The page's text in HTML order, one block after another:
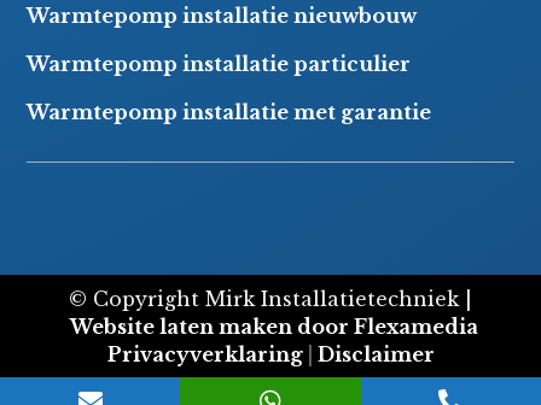
Warmtepomp installatie nieuwbouw
Warmtepomp installatie particulier
Warmtepomp installatie met garantie
© Copyright Mirk Installatietechniek |
Website laten maken door Flexamedia
Privacyverklaring| Disclaimer